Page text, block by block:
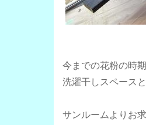
今までの花粉の時
洗濯干しスペース
サンルームよりお